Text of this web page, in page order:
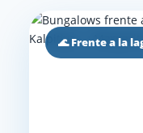
🌊 Frente a la